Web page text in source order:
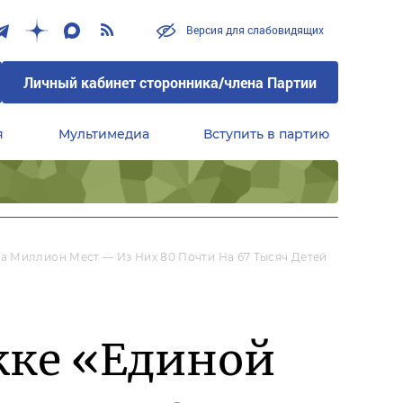
Версия для слабовидящих
Личный кабинет сторонника/члена Партии
Мультимедиа Вступить в партию
Миллион Мест — Из Них 80 Почти На 67 Тысяч Детей
«Единой